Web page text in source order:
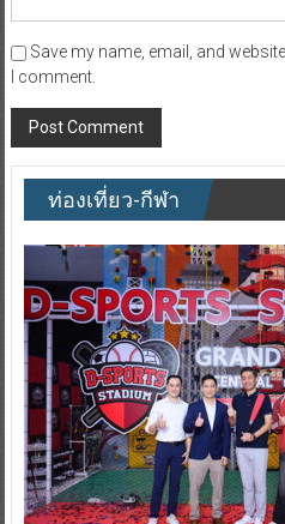
Save my name, email, and
I comment.
ท่องเที่ยว-กีฬา